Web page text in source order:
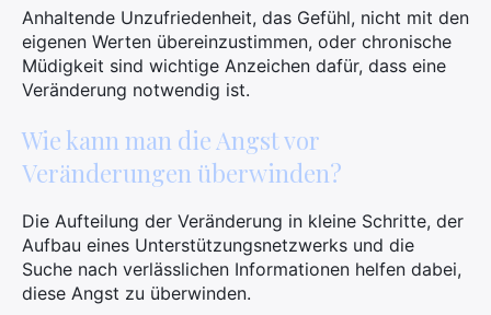
Anhaltende Unzufriedenheit, das Gefühl, nicht mit den
eigenen Werten übereinzustimmen, oder chronische
Müdigkeit sind wichtige Anzeichen dafür, dass eine
Veränderung notwendig ist.
Wie kann man die Angst vor
Veränderungen überwinden?
Die Aufteilung der Veränderung in kleine Schritte, der
Aufbau eines Unterstützungsnetzwerks und die
Suche nach verlässlichen Informationen helfen dabei,
diese Angst zu überwinden.